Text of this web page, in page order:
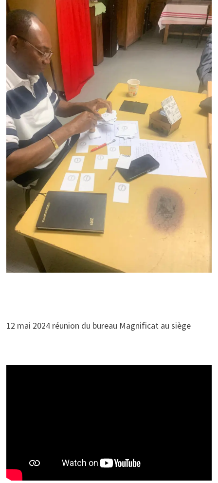
12 mai 2024 réunion du bureau Magnificat au siège